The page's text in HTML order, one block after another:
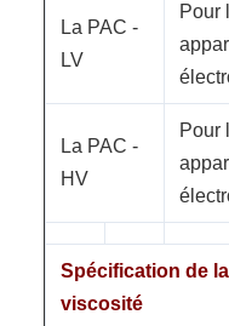
La PAC -
LV
Pour
La PAC -
HV
Pour
Spécification de
viscosité